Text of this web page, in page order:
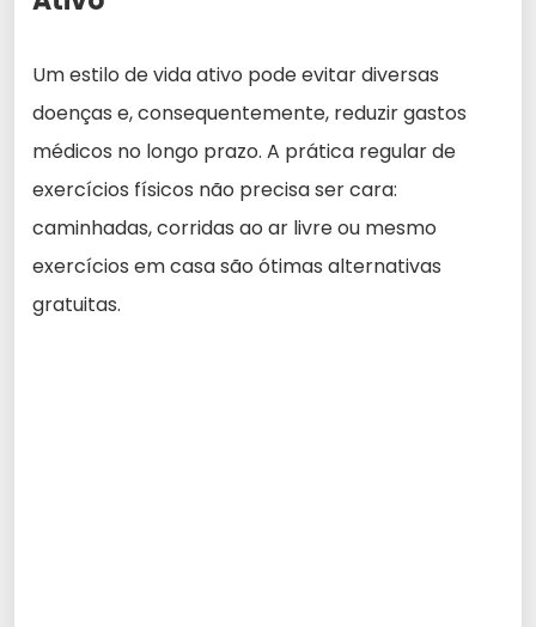
Um estilo de vida ativo pode evitar diversas
doenças e, consequentemente, reduzir gastos
médicos no longo prazo. A prática regular de
exercícios físicos não precisa ser cara:
caminhadas, corridas ao ar livre ou mesmo
exercícios em casa são ótimas alternativas
gratuitas.